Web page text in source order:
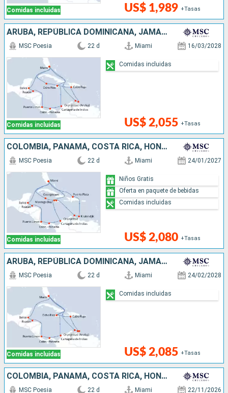
Comidas incluidas US$ 1,989 +Tasas
ARUBA, REPÚBLICA DOMINICANA, JAMAICA, ISLAS CAIMÁN, COLOMBIA, PANAMÁ, COSTA RICA, HONDURAS, BELICE, ESTADOS UNIDOS
Comidas incluidas
MSC Poesia 22 d Miami 16/03/2028
US$ 2,055 +Tasas
Comidas incluidas
COLOMBIA, PANAMÁ, COSTA RICA, HONDURAS, BELICE, ESTADOS UNIDOS, ISLAS CAIMÁN, JAMAICA, ARUBA, REPÚBLICA DOMINICANA
Comidas incluidas
MSC Poesia 22 d Miami 24/01/2027
US$ 2,080 +Tasas
Niños Gratis
Oferta en paquete de bebidas
Comidas incluidas
ARUBA, REPÚBLICA DOMINICANA, JAMAICA, COLOMBIA, PANAMÁ, COSTA RICA, HONDURAS, BELICE, ESTADOS UNIDOS
Comidas incluidas
MSC Poesia 22 d Miami 24/02/2028
US$ 2,085 +Tasas
Comidas incluidas
COLOMBIA, PANAMÁ, COSTA RICA, HONDURAS, BELICE, ESTADOS UNIDOS, ARUBA, REPÚBLICA DOMINICANA, JAMAICA, ISLAS CAIMÁN
MSC Poesia 22 d Miami 22/11/2026